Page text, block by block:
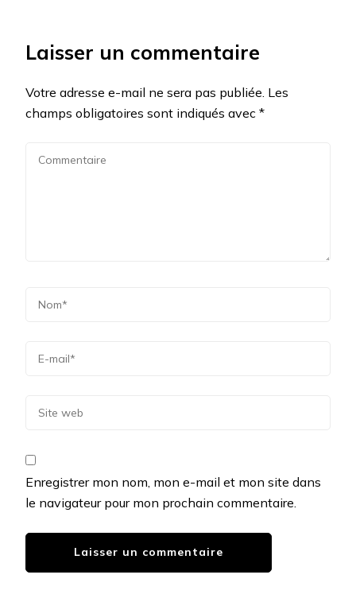
Laisser un commentaire
Votre adresse e-mail ne sera pas publiée. Les
champs obligatoires sont indiqués avec *
Enregistrer mon nom, mon e-mail et mon site dans
le navigateur pour mon prochain commentaire.